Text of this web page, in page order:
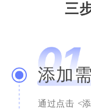
三
添加
通过点击 <
简单的就